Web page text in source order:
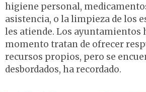
higiene personal,
asistencia, o la limpieza de los
les atiende. Los ayuntamientos
momento tratan de ofrecer
recursos propios, pero se
desbordados, ha recordado.